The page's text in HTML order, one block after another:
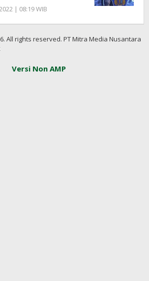
| 08:19 WIB
InfoSAWIT
All rights reserved. PT Mitra Media Nusantara
Versi Non AMP